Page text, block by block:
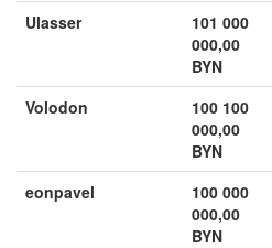
Ulasser
101 000
000,00
BYN
Volodon
100 100
000,00
BYN
eonpavel
100 000
000,00
BYN